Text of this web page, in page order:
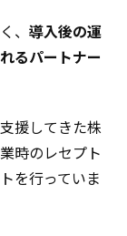
、 導入後の運
るパートナー
援してきた株
時のレセプト
を行っていま